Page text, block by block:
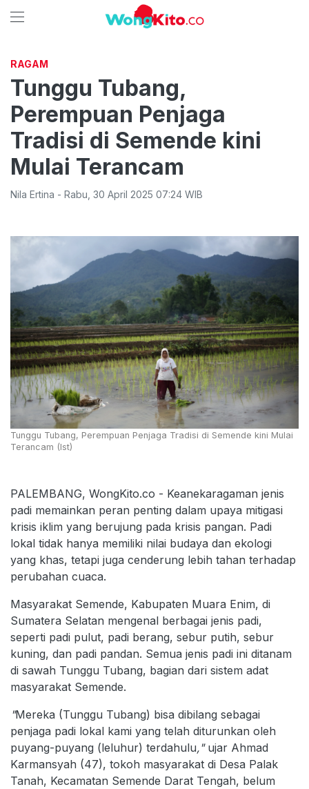
RAGAM
Tunggu Tubang,
Perempuan Penjaga
Tradisi di Semende kini
Mulai Terancam
Nila Ertina - Rabu 30 April 2025 07:24 WIB
Tunggu Tubang, Perempuan Penjaga Tradisi di Semende kini Mulai
Terancam (Ist)
PALEMBANG, WongKito.co - Keanekaragaman jenis
padi memainkan peran penting dalam upaya mitigasi
krisis iklim yang berujung pada krisis pangan. Padi
lokal tidak hanya memiliki nilai budaya dan ekologi
yang khas, tetapi juga cenderung lebih tahan terhadap
perubahan cuaca.
Masyarakat Semende, Kabupaten Muara Enim, di
Sumatera Selatan mengenal berbagai jenis padi,
seperti padi pulut, padi berang, sebur putih, sebur
kuning, dan padi pandan. Semua jenis padi ini ditanam
di sawah Tunggu Tubang, bagian dari sistem adat
masyarakat Semende.
"Mereka (Tunggu Tubang) bisa dibilang sebagai
penjaga padi lokal kami yang telah diturunkan oleh
puyang-puyang (leluhur) terdahulu,"ujar Ahmad
Karmansyah (47), tokoh masyarakat di Desa Palak
Tanah, Kecamatan Semende Darat Tengah, belum